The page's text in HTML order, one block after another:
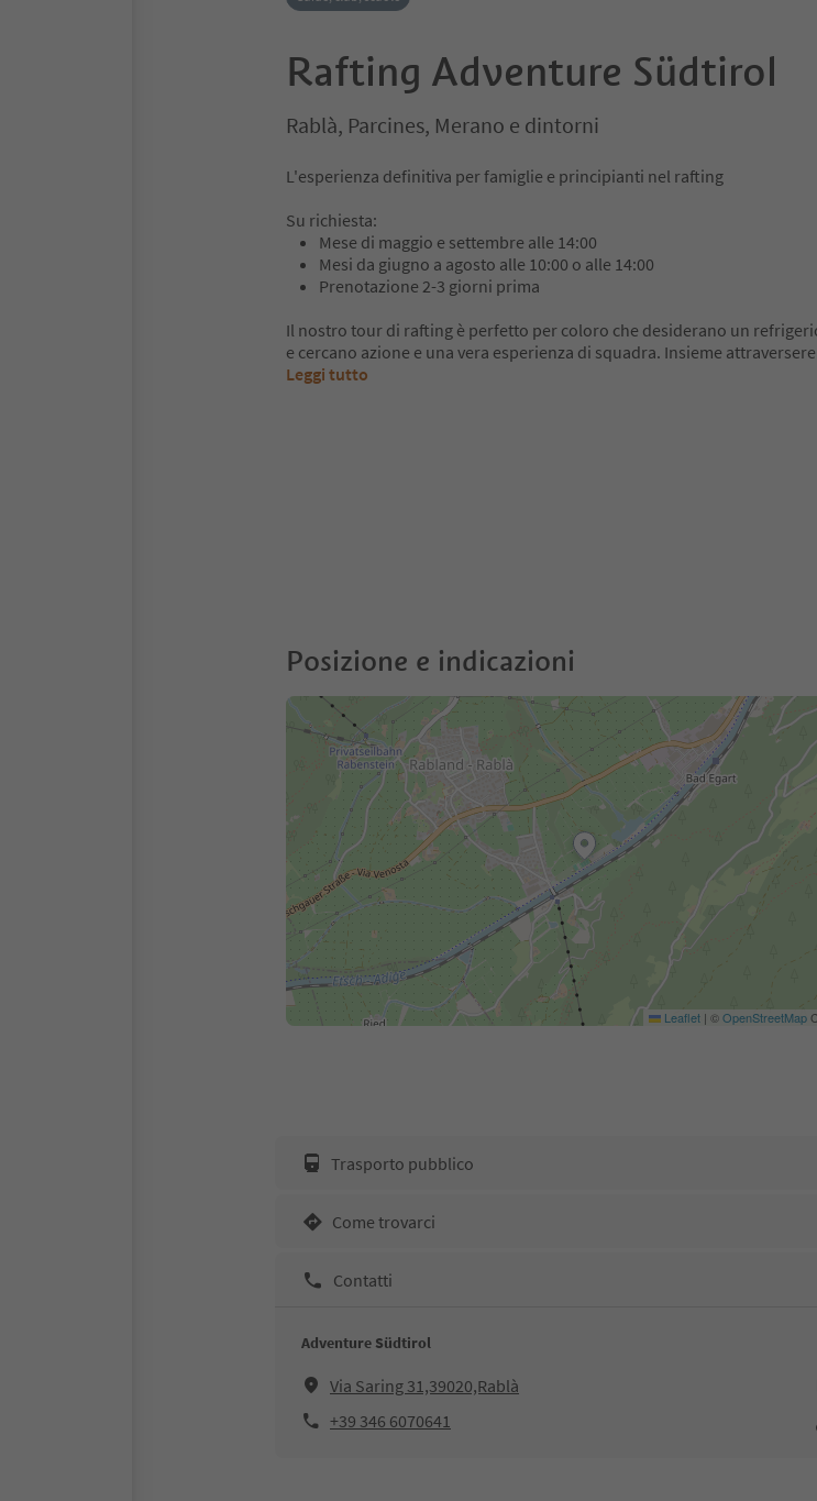
Rafting Adventure Südtirol
Rablà, Parcines, Merano e dintorni
L'esperienza definitiva per famiglie e principianti nel rafting
Su richiesta:
Mese di maggio e settembre alle 14:00
Mesi da giugno a agosto alle 10:00 o alle 14:00
Prenotazione 2-3 giorni prima
Il nostro tour di rafting è perfetto per coloro che desiderano un
e cercano azione e una vera esperienza di squadra. Insieme
Leggi tutto
Posizione e indicazioni
Leaflet | ©OpenStreetMap
Trasporto pubblico
Come trovarci
Contatti
Adventure Südtirol
Via Saring 31,39020,Rablà
+39 346 6070641